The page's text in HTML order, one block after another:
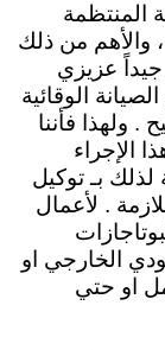
المنتظمة
والأهم من ذلك
عزيزي
الوقائية
. ولهذا فأننا
الإجراء
بـ توكيل
. لأعمال
الخارجي او
او حتي